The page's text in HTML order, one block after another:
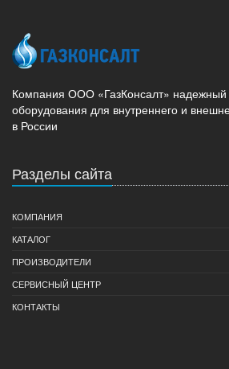
Компания ООО «ГазКонсалт» надежный
оборудования для внутреннего и
в России
Разделы сайта
КОМПАНИЯ
КАТАЛОГ
ПРОИЗВОДИТЕЛИ
СЕРВИСНЫЙ ЦЕНТР
КОНТАКТЫ